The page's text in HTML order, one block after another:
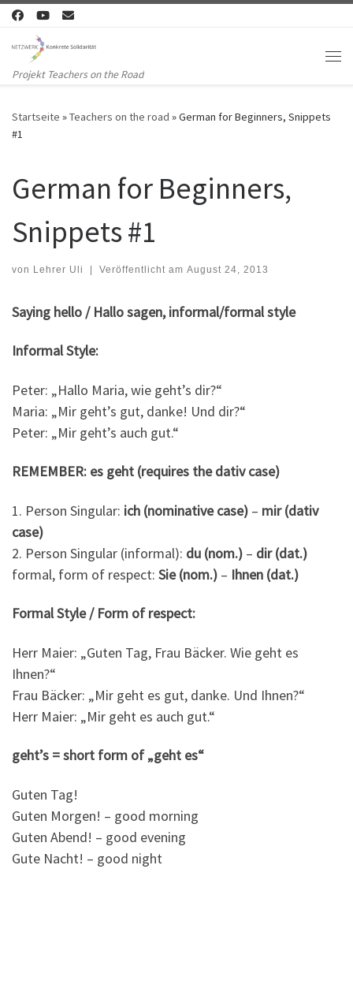
Zum Inhalt springen
Projekt Teachers on the Road
Startseite »Teachers on the road »German for Beginners, Snippets
#1
German for Beginners,
Snippets #1
von Lehrer Uli | Veröffentlicht am August 24, 2013
Saying hello / Hallo sagen, informal/formal style
Informal Style:
Peter: „Hallo Maria, wie geht’s dir?“
Maria: „Mir geht’s gut, danke! Und dir?“
Peter: „Mir geht’s auch gut.“
REMEMBER: es geht (requires the dativ case)
1. Person Singular: ich (nominative case) – mir (dativ
case)
2. Person Singular (informal): du (nom.) – dir (dat.)
formal, form of respect: Sie (nom.) – Ihnen (dat.)
Formal Style / Form of respect:
Herr Maier: „Guten Tag, Frau Bäcker. Wie geht es
Ihnen?“
Frau Bäcker: „Mir geht es gut, danke. Und Ihnen?“
Herr Maier: „Mir geht es auch gut.“
geht’s = short form of „geht es“
Guten Tag!
Guten Morgen! – good morning
Guten Abend! – good evening
Gute Nacht! – good night